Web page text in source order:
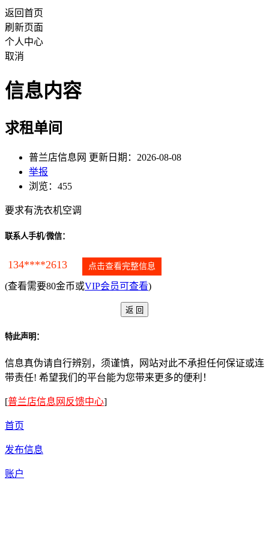
返回首页
刷新页面
个人中心
取消
信息内容
求租单间
普兰店信息网 更新日期：2026-08-08
举报
浏览：455
要求有洗衣机空调
联系人手机/微信：
134****2613 点击查看完整信息
(查看需要80金币或VIP会员可查看)
特此声明：
信息真伪请自行辨别，须谨慎，网站对此不承担任何保证或连
带责任! 希望我们的平台能为您带来更多的便利！
[普兰店信息网反馈中心]
首页
发布信息
账户